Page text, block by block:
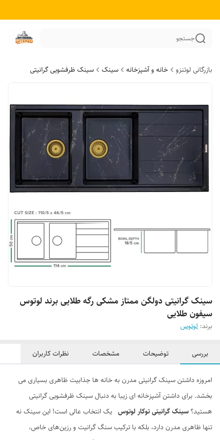
جستجو
بازرگانی لوتنزو خانه و آشپزخانه سینک سینک ظرفشویی گرانیتی
سینک گرانیتی دولگن ممتاز مشکی رگه طلایی برند لوتوس
سیفون طلایی
برند: لوتوس
بررسی توضیحات مشخصات نظرات کاربران
امروزه داشتن سینک گرانیتی مدرن به خانه ها جذابیت ظاهری بسیاری می
بخشد. برای داشتن آشپزخانه ای زیبا به دنبال سینک ظرفشویی گرانیتی
هستید؟سینک گرانیتی توکار لوتوس یک انتخاب عالی است! این سینک نه
تنها ظاهری مدرن دارد، بلکه با ترکیب سنگ گرانیت و رزین‌های خاص،